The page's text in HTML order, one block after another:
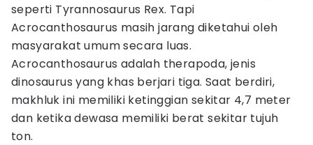
seperti Tyrannosaurus Rex. Tapi
Acrocanthosaurus masih jarang diketahui oleh
masyarakat umum secara luas.
Acrocanthosaurus adalah therapoda, jenis
dinosaurus yang khas berjari tiga. Saat berdiri,
makhluk ini memiliki ketinggian sekitar 4,7 meter
dan ketika dewasa memiliki berat sekitar tujuh
ton.